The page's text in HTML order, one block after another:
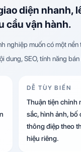
diện nhanh,
cầu vận hành.
nghiệp muốn có một
dung, SEO, tính năng
DỄ TÙY BIẾN
Thuận tiện chỉnh
sắc, hình ảnh, bố
thông điệp theo
hiệu riêng.